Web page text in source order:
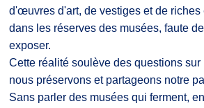
d'œuvres d'art, de vestiges et de
dans les réserves des musées, faute
exposer.
Cette réalité soulève des questions
nous préservons et partageons notre
Sans parler des musées qui ferment,